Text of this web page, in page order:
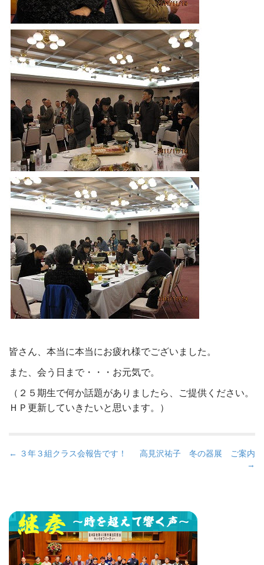
皆さん、本当に本当にお疲れ様でございました。
また、会う日まで・・・お元気で。
（２５期生で何か話題がありましたら、ご提供ください。
ＨＰ更新していきたいと思います。）
P
n
a
v
← ３年３組クラス会報告です！
高見沢祐子 冬の器展 ご案内
→